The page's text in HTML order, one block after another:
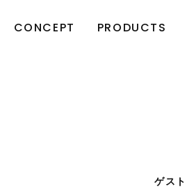
CONCEPT PRODUCTS
ゲス